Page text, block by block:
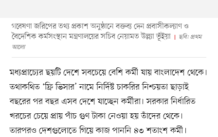
গবেষণা জরিপের তথ্য প্রকাশ অনুষ্ঠানে বক্তব্য দেন প্রবাসীকল্যাণ ও
বৈদেশিক কর্মসংস্থান মন্ত্রণালয়ের সচিব নেয়ামত উল্ল্যা ভূঁইয়া
ছবি: প্রথম
আলো
মধ্যপ্রাচ্যের ছয়টি দেশে সবচেয়ে বেশি কর্মী যায় বাংলাদেশ থেকে।
তথাকথিত ‘ফ্রি ভিসার’ নামে নির্দিষ্ট চাকরির নিশ্চয়তা ছাড়াই
বছরের পর বছর এসব দেশে যাচ্ছেন কর্মীরা। সরকার নির্ধারিত
খরচের চেয়ে প্রায় পাঁচ গুণ টাকা নেওয়া হয় তাঁদের থেকে।
তারপরও দেশগুলোতে গিয়ে কাজ পাননি ৪৩ শতাংশ কর্মী।